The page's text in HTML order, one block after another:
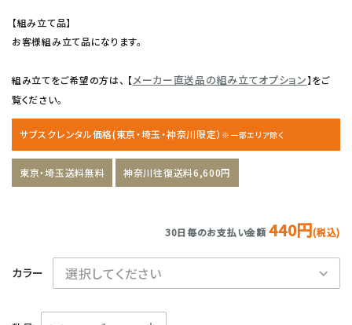
【組み立て品】
お客様組み立て品になります。
組み立てをご希望の方は、 【メーカー直送品の組み立てオプション】をご
覧ください。
サブスクレンタル価格(東京・埼玉・神奈川限定） ※一部エリア除く
東京・埼玉送料無料 神奈川往復送料6,600円
30日毎のお支払い金額440円(税込)
カラー